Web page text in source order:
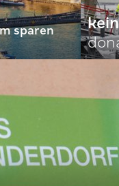
sparen